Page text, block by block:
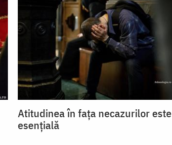
Atitudinea în fața necazurilor este
esențială